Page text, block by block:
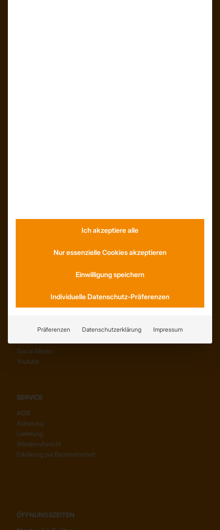
Stellenangebote
Social Media
Youtube
SERVICE
AGB
Abholung
Lieferung
Wiederrufsrecht
Erklärung zur Barrierefreiheit
ÖFFNUNGSZEITEN
Ich akzeptiere alle
Nur essenzielle Cookies akzeptieren
Einwilligung speichern
Individuelle Datenschutz-Präferenzen
Präferenzen Datenschutzerklärung Impressum